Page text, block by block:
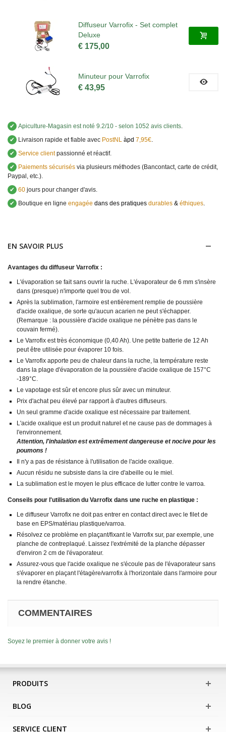
Diffuseur Varrofix - Set complet
Deluxe
€ 175,00
Minuteur pour Varrofix
€ 43,95
✔ Apiculture-Magasin est noté 9.2/10 - selon 1052 avis clients
✔
Livraison rapide et fiable avec PostNL àpd 7,95€
✔ Service clientpassionné et réactif.
✔
Paiements sécurisés via plusieurs méthodes (Bancontact, carte de crédit,
Paypal, etc.).
✔ 60 jours pour changer d'avis.
✔
Boutique en ligne engagée dans des pratiques durables & éthiques
EN SAVOIR PLUS
Avantages du diffuseur Varrofix :
L'évaporation se fait sans ouvrir la ruche. L'évaporateur de 6 mm s'insère
dans (presque) n'importe quel trou de vol.
Après la sublimation, l'armoire est entièrement remplie de poussière
d'acide oxalique, de sorte qu'aucun acarien ne peut s'échapper.
(Remarque : la poussière d'acide oxalique ne pénètre pas dans le
couvain fermé).
Le Varrofix est très économique (0,40 Ah). Une petite batterie de 12 Ah
peut être utilisée pour évaporer 10 fois.
Le Varrofix apporte peu de chaleur dans la ruche, la température reste
dans la plage d'évaporation de la poussière d'acide oxalique de 157°C
-189°C.
Le vapotage est sûr et encore plus sûr avec un minuteur.
Prix d'achat peu élevé par rapport à d'autres diffuseurs.
Un seul gramme d'acide oxalique est nécessaire par traitement.
L'acide oxalique est un produit naturel et ne cause pas de dommages à
l'environnement.
Attention, l'inhalation est extrêmement dangereuse et nocive pour les
poumons !
Il n'y a pas de résistance à l'utilisation de l'acide oxalique.
Aucun résidu ne subsiste dans la cire d'abeille ou le miel.
La sublimation est le moyen le plus efficace de lutter contre le varroa.
Conseils pour l'utilisation du Varrofix dans une ruche en plastique :
Le diffuseur Varrofix ne doit pas entrer en contact direct avec le filet de
base en EPS/matériau plastique/varroa.
Résolvez ce problème en plaçant/fixant le Varrofix sur, par exemple, une
planche de contreplaqué. Laissez l'extrémité de la planche dépasser
d'environ 2 cm de l'évaporateur.
Assurez-vous que l'acide oxalique ne s'écoule pas de l'évaporateur sans
s'évaporer en plaçant l'étagère/varrofix à l'horizontale dans l'armoire pour
la rendre étanche.
COMMENTAIRES
Soyez le premier à donner votre avis !
PRODUITS
BLOG
SERVICE CLIENT